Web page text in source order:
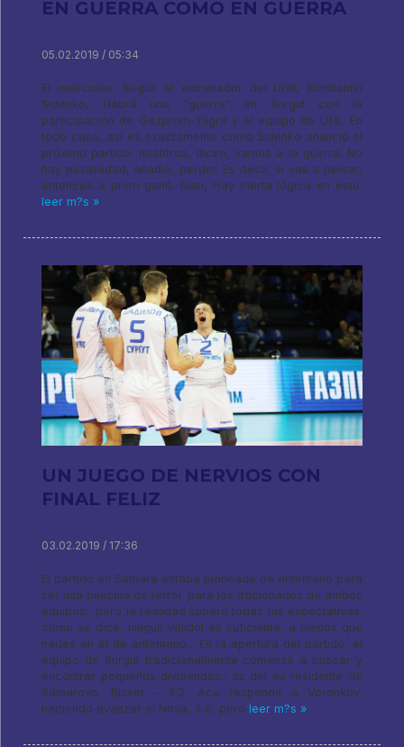
EN GUERRA COMO EN GUERRA
05.02.2019 / 05:34
El miércoles, Según el entrenador del Ural, Konstantin
Sidenko, Habrá una "guerra" en Surgut con la
participación de Gazprom-Yugra y el equipo de Ufa.. En
todo caso, así es exactamente como Sidenko anunció el
próximo partido: nosotros, dicen, vamos a la guerra. No
hay posibilidad, añadió, perder. Es decir, si vas a pelear,
entonces a priori ganó. bien, Hay cierta lógica en esto.
leer m?s »
UN JUEGO DE NERVIOS CON
FINAL FELIZ
03.02.2019 / 17:36
El partido en Samara estaba planeado de antemano para
ser una película de terror para los aficionados de ambos
equipos., pero la realidad superó todas las expectativas.
como se dice, ningún validol es suficiente, a menos que
nades en él de antemano... En la apertura del partido, el
equipo de Surgut tradicionalmente comenzó a buscar y
encontrar pequeños dividendos.: as del ex residente de
Samarovo, Bisset – 3:2. Ace responde a Voronkov,
haciendo avanzar el Nova, 5:6, pero leer m?s »